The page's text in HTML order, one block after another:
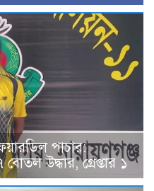
পাচার:
উদ্ধার, গ্রেপ্তার ১